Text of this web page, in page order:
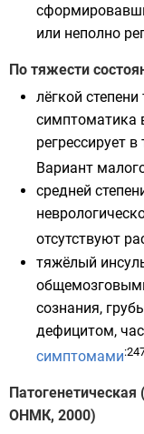
или неполно
По тяжести
лёгкой
симптоматика
регрессирует
Вариант
средней
отсутствуют
тяжёлый
сознания,
дефицитом,
симптомами
ОНМК, 2000)